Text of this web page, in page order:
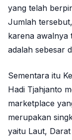
yang telah
Jumlah
karena awalnya
adalah sebesar
Sementara itu
Hadi Tjahjanto
marketplace
merupakan
yaitu Laut,